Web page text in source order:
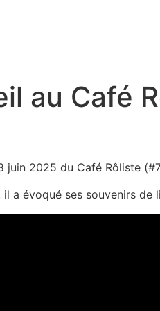
au Café
juin 2025 du Café Rôliste
a évoqué ses souvenirs